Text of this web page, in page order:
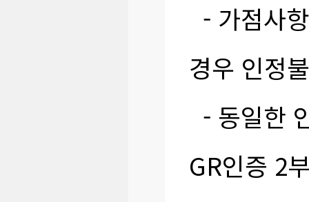
- 가점사
경우 인정
- 동일한
GR인증 2